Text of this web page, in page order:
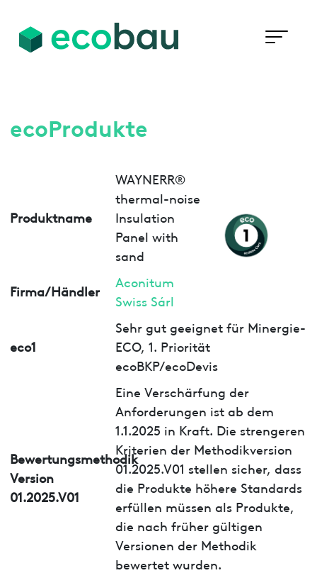
ecoProdukte
Produktname
WAYNERR®
thermal-noise
Insulation
Panel with
sand
Firma/Händler
Aconitum
Swiss Sárl
eco1
Sehr gut geeignet für Minergie-
ECO, 1. Priorität
ecoBKP/ecoDevis
Bewertungsmethodik
Version
01.2025.V01
Eine Verschärfung der
Anforderungen ist ab dem
1.1.2025 in Kraft. Die strengeren
Kriterien der Methodikversion
01.2025.V01 stellen sicher, dass
die Produkte höhere Standards
erfüllen müssen als Produkte,
die nach früher gültigen
Versionen der Methodik
bewertet wurden.